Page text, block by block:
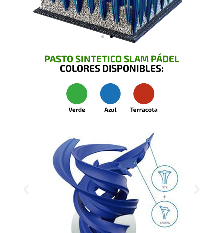
PASTO SINTETICO SLAM PÁDEL
COLORES DISPONIBLES: